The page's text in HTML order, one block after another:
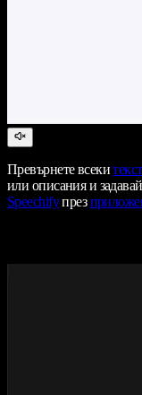
Превърнете всеки
или описания и
Speechifyпрез